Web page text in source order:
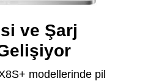
ve Şarj
modellerinde pil